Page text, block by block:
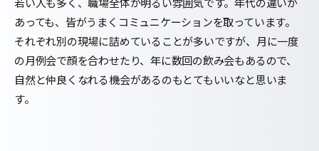
あっても、皆がうまくコミュニケーションを取っています。
それぞれ別の現場に詰めていることが多いですが、月に一度
の月例会で顔を合わせたり、年に数回の飲み会もあるので、
自然と仲良くなれる機会があるのもとてもいいなと思いま
す。